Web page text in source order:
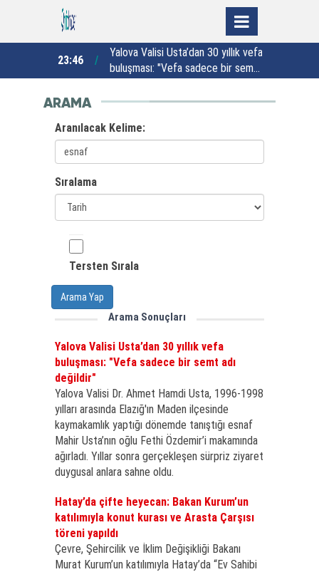
23:46
Yalova Valisi Usta’dan 30 yıllık vefa
buluşması: "Vefa sadece bir semt
ARAMA
Aranılacak Kelime:
Sıralama
Tersten Sırala
Arama Yap
Arama Sonuçları
Yalova Valisi Usta’dan 30 yıllık vefa
buluşması: "Vefa sadece bir semt adı
değildir"
Yalova Valisi Dr. Ahmet Hamdi Usta, 1996-1998
yılları arasında Elazığ'ın Maden ilçesinde
kaymakamlık yaptığı dönemde tanıştığı esnaf
Mahir Usta’nın oğlu Fethi Özdemir’i makamında
ağırladı. Yıllar sonra gerçekleşen sürpriz ziyaret
duygusal anlara sahne oldu.
Hatay’da çifte heyecan: Bakan Kurum’un
katılımıyla konut kurası ve Arasta Çarşısı
töreni yapıldı
Çevre, Şehircilik ve İklim Değişikliği Bakanı
Murat Kurum’un katılımıyla Hatay’da “Ev Sahibi